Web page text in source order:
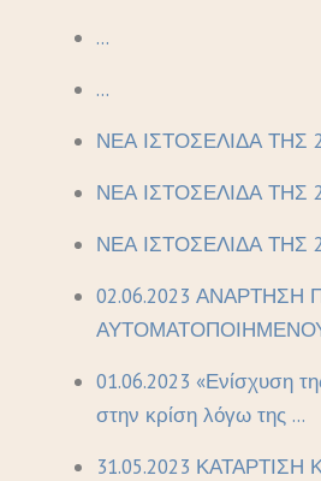
...
...
ΝΕΑ ΙΣΤΟΣΕΛΙΔΑ ΤΗΣ
ΝΕΑ ΙΣΤΟΣΕΛΙΔΑ ΤΗΣ
ΝΕΑ ΙΣΤΟΣΕΛΙΔΑ ΤΗΣ
02.06.2023
01.06.2023 «Ενίσχυση
στην κρίση λόγω της ...
31.05.2023